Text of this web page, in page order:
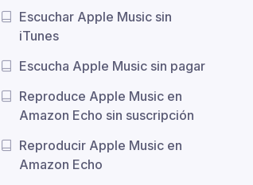
Escuchar Apple Music sin
iTunes
Escucha Apple Music sin pagar
Reproduce Apple Music en
Amazon Echo sin suscripción
Reproducir Apple Music en
Amazon Echo